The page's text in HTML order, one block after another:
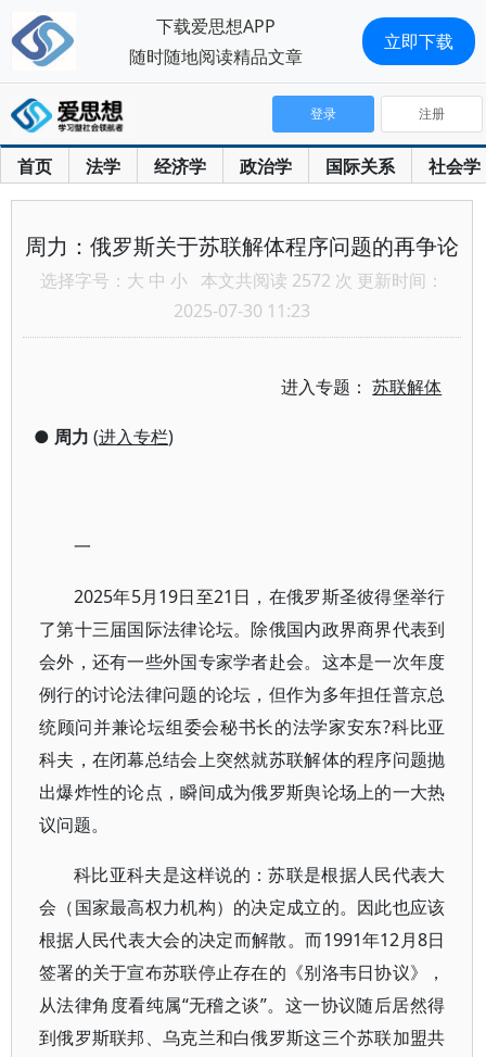
首页 法学 经济学 政治学 国际关系 社会学
登录 注册
周力：俄罗斯关于苏联解体程序问题的再争论
选择字号： 大 中 小 本文共阅读 2572 次 更新时间：
2025-07-30 11:23
进入专题：苏联解体
● 周力 (进入专栏)
一
2025年5月19日至21日，在俄罗斯圣彼得堡举行
了第十三届国际法律论坛。除俄国内政界商界代表到
会外，还有一些外国专家学者赴会。这本是一次年度
例行的讨论法律问题的论坛，但作为多年担任普京总
统顾问并兼论坛组委会秘书长的法学家安东?科比亚
科夫，在闭幕总结会上突然就苏联解体的程序问题抛
出爆炸性的论点，瞬间成为俄罗斯舆论场上的一大热
议问题。
科比亚科夫是这样说的：苏联是根据人民代表大
会（国家最高权力机构）的决定成立的。因此也应该
根据人民代表大会的决定而解散。而1991年12月8日
签署的关于宣布苏联停止存在的《别洛韦日协议》，
从法律角度看纯属“无稽之谈”。这一协议随后居然得
到俄罗斯联邦、乌克兰和白俄罗斯这三个苏联加盟共
下载爱思想APP
随时随地阅读精品文章
立即下载